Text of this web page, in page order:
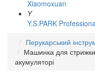
Xiaomoxuan
Y
Y.S.PARK
Перукарський
Машинка для
акумуляторі